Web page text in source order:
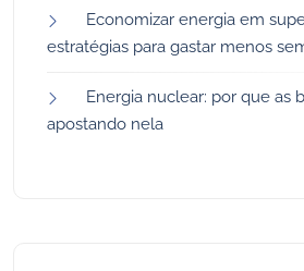
Economizar energia em
estratégias para gastar menos
Energia nuclear: por que as
apostando nela